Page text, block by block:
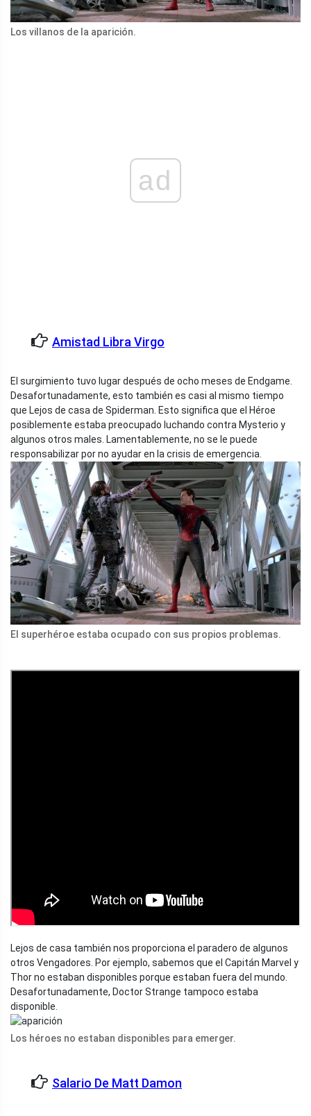
Los villanos de la aparición.
ad
Amistad Libra Virgo
El surgimiento tuvo lugar después de ocho meses de Endgame.
Desafortunadamente, esto también es casi al mismo tiempo
que Lejos de casa de Spiderman. Esto significa que el Héroe
posiblemente estaba preocupado luchando contra Mysterio y
algunos otros males. Lamentablemente, no se le puede
responsabilizar por no ayudar en la crisis de emergencia.
El superhéroe estaba ocupado con sus propios problemas.
Lejos de casa también nos proporciona el paradero de algunos
otros Vengadores. Por ejemplo, sabemos que el Capitán Marvel y
Thor no estaban disponibles porque estaban fuera del mundo.
Desafortunadamente, Doctor Strange tampoco estaba
disponible.
Los héroes no estaban disponibles para emerger.
Salario De Matt Damon